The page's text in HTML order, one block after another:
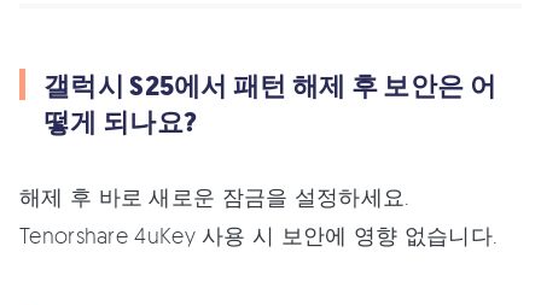
갤럭시 S25에서 패턴 해제 후 보안은 어
떻게 되나요?
해제 후 바로 새로운 잠금을 설정하세요.
Tenorshare 4uKey 사용 시 보안에 영향 없습니다.